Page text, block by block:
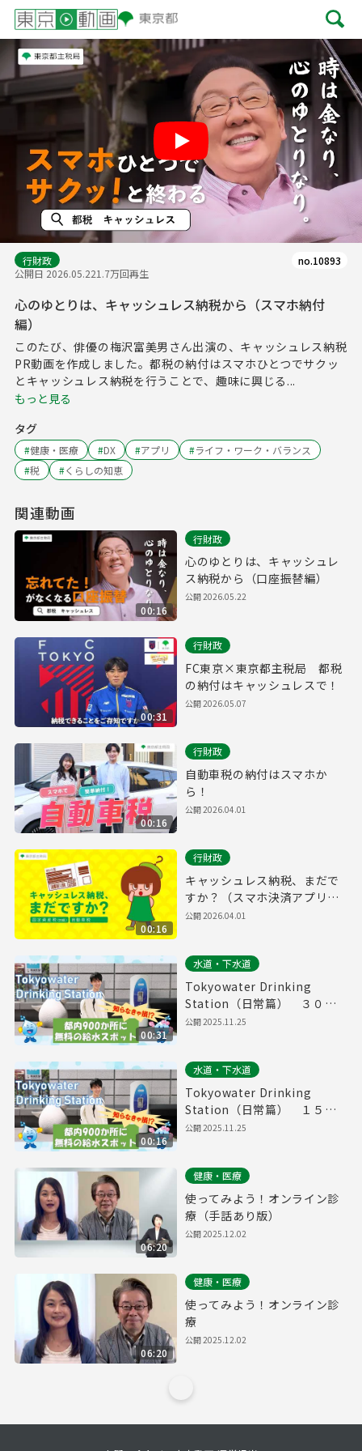
行財政
公開日 2026.05.221.7万回再生
no.10893
心のゆとりは、キャッシュレス納税から（スマホ納付
編）
このたび、俳優の梅沢富美男さん出演の、キャッシュレス納税
PR動画を作成しました。都税の納付はスマホひとつでサクッ
とキャッシュレス納税を行うことで、趣味に興じる...
もっと見る
タグ
#健康・医療 #DX #アプリ #ライフ・ワーク・バランス
#税 #くらしの知恵
関連動画
00:16
行財政
心のゆとりは、キャッシュレ
ス納税から（口座振替編）
公開2026.05.22
00:31
行財政
FC東京×東京都主税局 都税
の納付はキャッシュレスで！
公開2026.05.07
00:16
行財政
自動車税の納付はスマホか
ら！
公開2026.04.01
00:16
行財政
キャッシュレス納税、まだで
すか？（スマホ決済アプリ
編）
公開2026.04.01
00:31
水道・下水道
Tokyowater Drinking
Station（日常篇） ３０秒
版
公開2025.11.25
00:16
水道・下水道
Tokyowater Drinking
Station（日常篇） １５秒
版
公開2025.11.25
06:20
健康・医療
使ってみよう！オンライン診
療（手話あり版）
公開2025.12.02
06:20
健康・医療
使ってみよう！オンライン診
療
公開2025.12.02